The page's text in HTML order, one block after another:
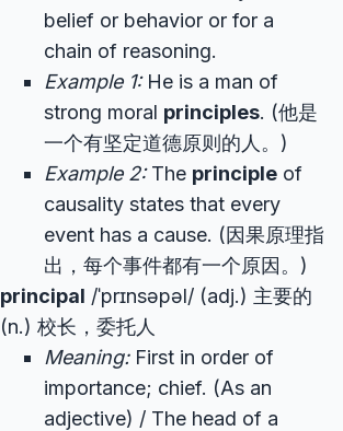
belief or behavior or for a
chain of reasoning.
Example 1:He is a man of
strong moral principles. (他是
一个有坚定道德原则的人。)
Example 2:The principle of
causality states that every
event has a cause. (因果原理指
出，每个事件都有一个原因。)
principal /ˈprɪnsəpəl/ (adj.) 主要的
(n.) 校长，委托人
Meaning:First in order of
importance; chief. (As an
adjective) / The head of a